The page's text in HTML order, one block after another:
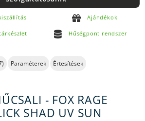
Ajándékok
Hűségpont rendszer
Paraméterek Értesítések
- FOX RAGE
SHAD UV SUN